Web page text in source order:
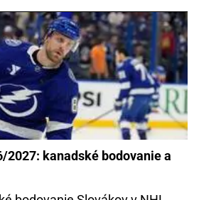
2027: kanadské bodovanie a